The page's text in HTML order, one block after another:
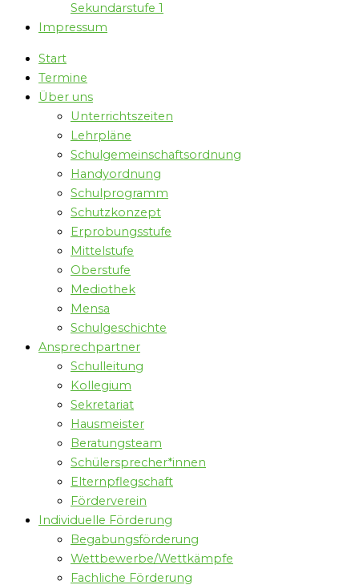
Sekundarstufe 1
Impressum
Start
Termine
Über uns
Unterrichtszeiten
Lehrpläne
Schulgemeinschaftsordnung
Handyordnung
Schulprogramm
Schutzkonzept
Erprobungsstufe
Mittelstufe
Oberstufe
Mediothek
Mensa
Schulgeschichte
Ansprechpartner
Schulleitung
Kollegium
Sekretariat
Hausmeister
Beratungsteam
Schülersprecher*innen
Elternpflegschaft
Förderverein
Individuelle Förderung
Begabungsförderung
Wettbewerbe/Wettkämpfe
Fachliche Förderung